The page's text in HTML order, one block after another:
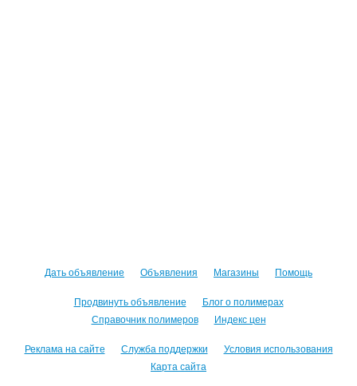
Дать объявление Объявления Магазины Помощь
Продвинуть объявление
Блог о полимерах
Справочник полимеров
Индекс цен
Реклама на сайте Служба поддержки
Условия использования
Карта сайта